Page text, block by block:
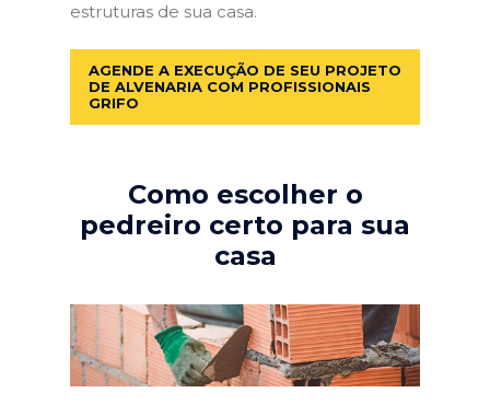
estruturas de sua casa.
AGENDE A EXECUÇÃO DE SEU PROJETO
DE ALVENARIA COM PROFISSIONAIS
GRIFO
Como escolher o
pedreiro certo para sua
casa